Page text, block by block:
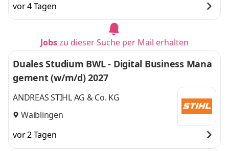
vor 4 Tagen
Jobszu dieser Suche per Mail erhalten
Duales Studium BWL - Digital Business Mana
gement (w/m/d) 2027
ANDREAS STIHL AG & Co. KG
Waiblingen
vor 2 Tagen